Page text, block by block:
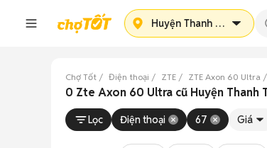
Huyện Thanh Thuỷ
Chợ Tốt Điện thoại ZTE ZTE Axon 60 Ultra
0 Zte Axon 60 Ultra cũ Huyện Thanh
Lọc Điện thoại 67 Giá